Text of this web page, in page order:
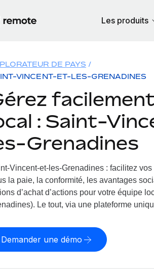
Les produits
DE PAYS
VINCENT-ET-LES-GRENADINES
facilement
: Saint-
Grenadines
Vincent-et-les-Grenadines : facilitez
la paie, la conformité, les avantages
d’achat d’actions pour votre équipe
Le tout, via une plateforme
Demander une démo